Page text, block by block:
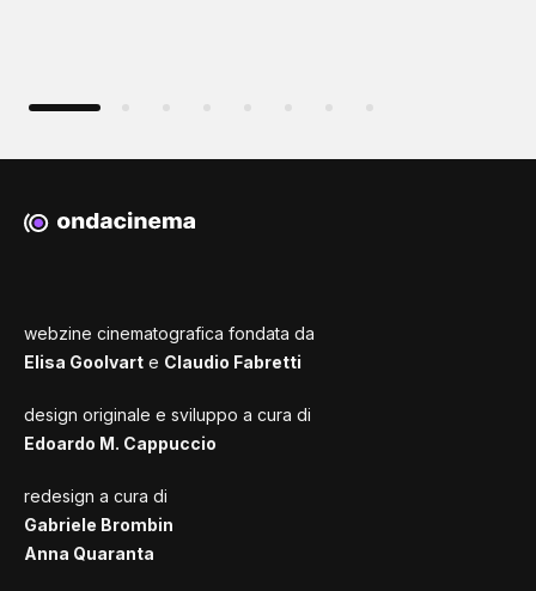
webzine cinematografica fondata da
Elisa Goolvart e Claudio Fabretti
design originale e sviluppo a cura di
Edoardo M. Cappuccio
redesign a cura di
Gabriele Brombin
Anna Quaranta